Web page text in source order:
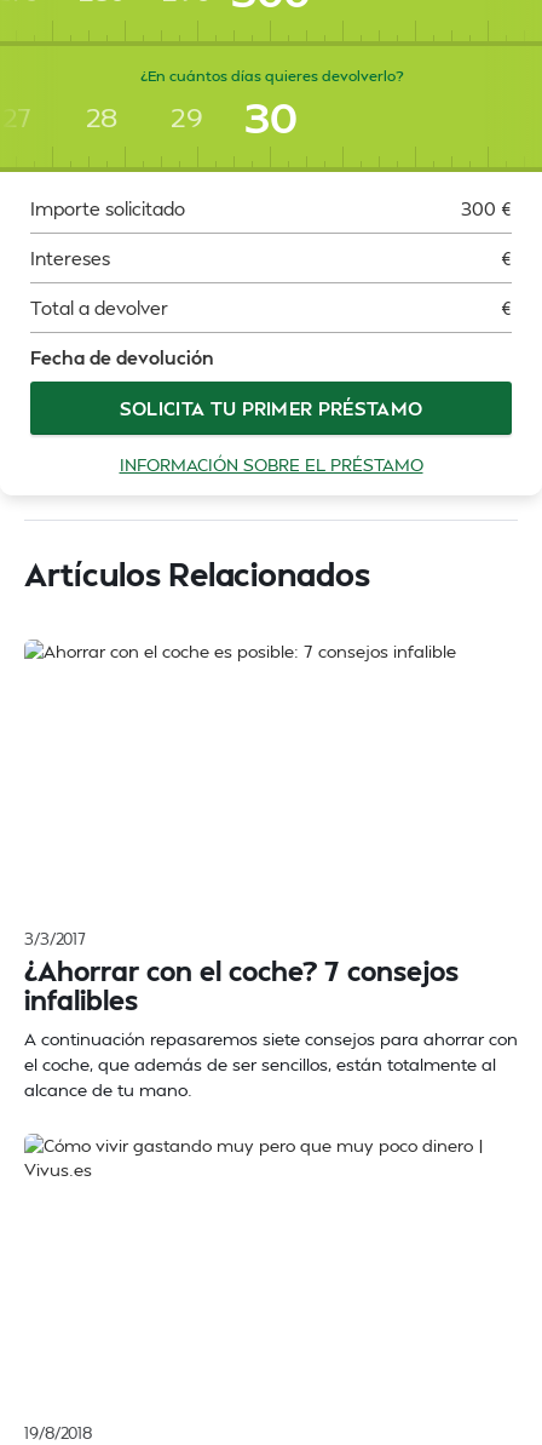
¿En cuántos días quieres devolverlo?
27 28 29 30
Importe solicitado 300 €
Intereses €
Total a devolver €
Fecha de devolución
SOLICITA TU PRIMER PRÉSTAMO
INFORMACIÓN SOBRE EL PRÉSTAMO
Artículos Relacionados
3/3/2017
¿Ahorrar con el coche? 7 consejos
infalibles
A continuación repasaremos siete consejos para ahorrar con
el coche, que además de ser sencillos, están totalmente al
alcance de tu mano.
19/8/2018